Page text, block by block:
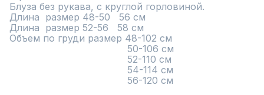
Блуза без рукава, с круглой горловиной.
Длина  размер 48-50   56 см
Длина  размер 52-56   58 см
Объем по груди размер 48-102 см